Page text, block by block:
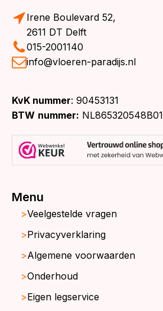
Irene Boulevard 52,
2611 DT Delft
015-2001140
info@vloeren-paradijs.nl
KvK nummer: 90453131
BTW nummer: NL865320548B01
Menu
Veelgestelde vragen
Privacyverklaring
Algemene voorwaarden
Onderhoud
Eigen legservice